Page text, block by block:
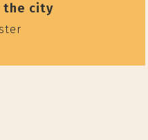
the city